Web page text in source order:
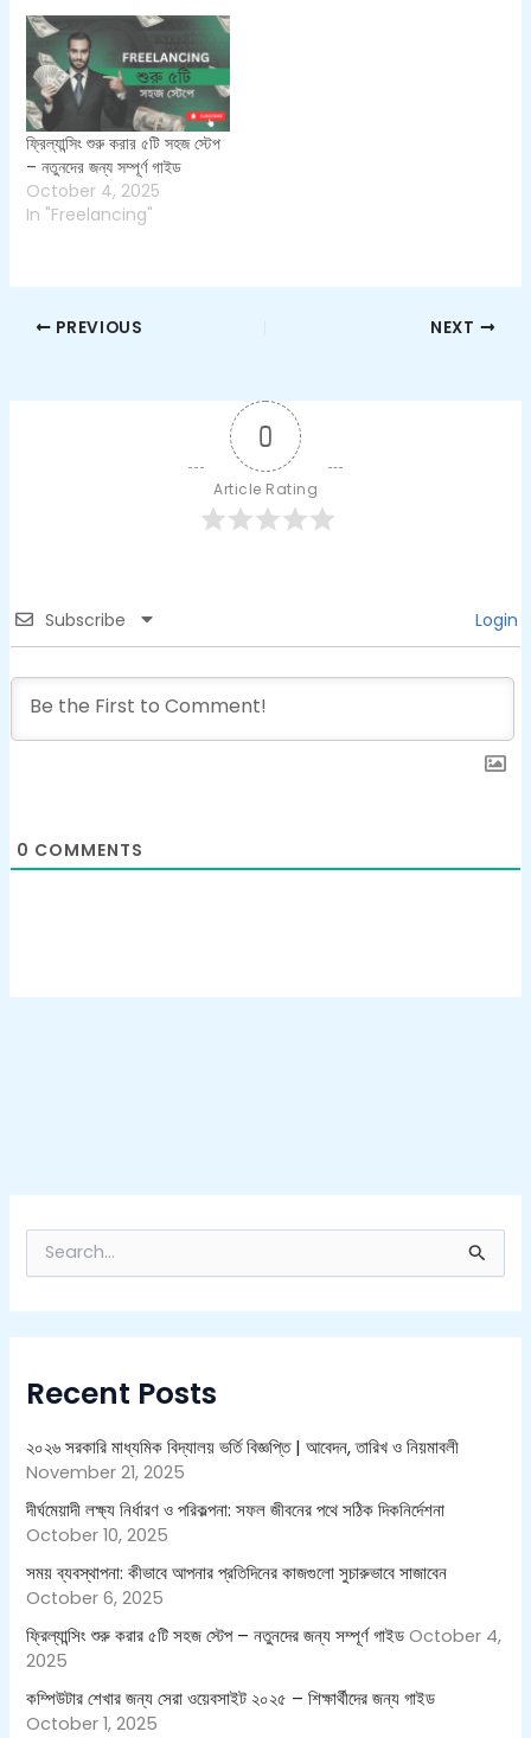
ফ্রিল্যান্সিং শুরু করার ৫টি সহজ স্টেপ
– নতুনদের জন্য সম্পূর্ণ গাইড
October 4, 2025
In "Freelancing"
PREVIOUS NEXT
0
Article Rating
Subscribe Login
0 COMMENTS
e
f
r
:
Recent Posts
২০২৬ সরকারি মাধ্যমিক বিদ্যালয় ভর্তি বিজ্ঞপ্তি | আবেদন, তারিখ ও নিয়মাবলী
November 21, 2025
দীর্ঘমেয়াদী লক্ষ্য নির্ধারণ ও পরিকল্পনা: সফল জীবনের পথে সঠিক দিকনির্দেশনা
October 10, 2025
সময় ব্যবস্থাপনা: কীভাবে আপনার প্রতিদিনের কাজগুলো সুচারুভাবে সাজাবেন
October 6, 2025
ফ্রিল্যান্সিং শুরু করার ৫টি সহজ স্টেপ – নতুনদের জন্য সম্পূর্ণ গাইড October 4,
2025
কম্পিউটার শেখার জন্য সেরা ওয়েবসাইট ২০২৫ – শিক্ষার্থীদের জন্য গাইড
October 1, 2025